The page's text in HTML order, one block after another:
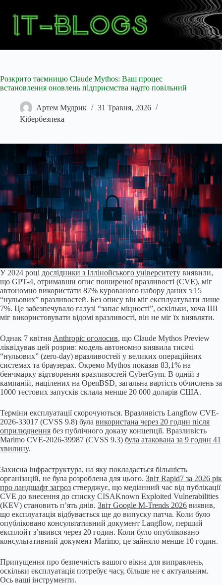
Розкрито таємницю Claude Mythos: Ваш процес
встановлення оновлень підприємства надто повільний
Артем Мудрик
31 Травня, 2026
Кібербезпека
У 2024 році дослідники з Іллінойського університету виявили,
що GPT-4, отримавши опис поширеної вразливості (CVE), міг
автономно використати 87% курованого набору даних з 15
“нульових” вразливостей. Без опису він міг експлуатувати лише
7%. Це забезпечувало галузі “запас міцності”, оскільки, хоча ШІ
міг використовувати відомі вразливості, він не міг їх виявляти.
Однак 7 квітня Anthropic оголосив, що Claude Mythos Preview
ліквідував цей розрив: модель автономно виявила тисячі
“нульових” (zero-day) вразливостей у великих операційних
системах та браузерах. Окремо Mythos показав 83,1% на
бенчмарку відтворення вразливостей CyberGym. В одній з
кампаній, націлених на OpenBSD, загальна вартість обчислень за
1000 тестових запусків склала менше 20 000 доларів США.
Терміни експлуатації скорочуються. Вразливість Langflow CVE-
2026-33017 (CVSS 9.8) була використана через 20 годин після
оприлюднення без публічного доказу концепції. Вразливість
Marimo CVE-2026-39987 (CVSS 9.3) була атакована за 9 годин 41
хвилину.
Захисна інфраструктура, на яку покладається більшість
організацій, не була розроблена для цього. Звіт Rapid7 за 2026 рік
про ландшафт загроз стверджує, що медіанний час від публікації
CVE до внесення до списку CISAKnown Exploited Vulnerabilities
(KEV) становить п’ять днів. Звіт Google M-Trends 2026 виявив,
що експлуатація відбувається ще до випуску патча. Коли було
опубліковано консультативний документ Langflow, перший
експлойт з’явився через 20 годин. Коли було опубліковано
консультативний документ Marimo, це зайняло менше 10 годин.
Припущення про безпечність вашого вікна для виправлень,
оскільки експлуатація потребує часу, більше не є актуальним.
Ось ваші інструменти.